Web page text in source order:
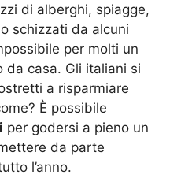
di alberghi, spiagge,
schizzati da alcuni
per molti un
da casa. Gli italiani si
a risparmiare
È possibile
per godersi a pieno un
da parte
l’anno.